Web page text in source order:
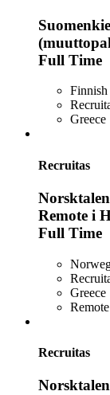
Full Time
Finnish
Greece
Recruitas
Remote i
Full Time
Greece
Remote
Recruitas